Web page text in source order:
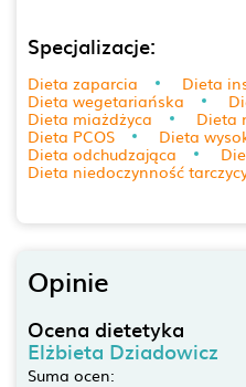
Specjalizacje:
Dieta zaparcia
Dieta
Dieta wegetariańska
Dieta miażdżyca
Dieta
Dieta PCOS
Dieta
Dieta odchudzająca
Dieta niedoczynność
Opinie
Ocena dietetyka
Elżbieta Dziadowicz
Suma ocen: